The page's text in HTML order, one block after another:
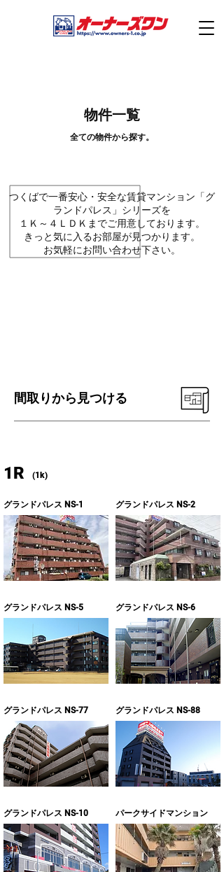
物件一覧
全ての物件から探す。
つくばで一番安心・安全な賃貸マンション「グ
ランドパレス」シリーズを
１Ｋ～４ＬＤＫまでご用意しております。
きっと気に入るお部屋が見つかります。
お気軽にお問い合わせ下さい。
間取りから見つける
1R (1k)
グランドパレス NS-1
グランドパレス NS-5
グランドパレス NS-77
グランドパレス NS-10
グランドパレス NS-2
グランドパレス NS-6
グランドパレス NS-88
​パークサイドマンション